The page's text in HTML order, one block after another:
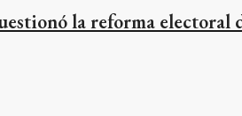
la reforma electoral